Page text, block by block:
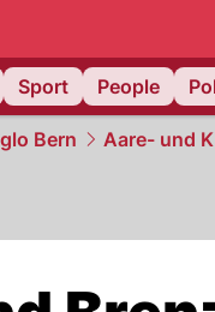
Sport People
Bern Aare- und